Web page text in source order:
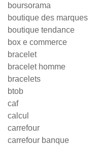
boursorama
boutique des marques
boutique tendance
box e commerce
bracelet
bracelet homme
bracelets
btob
caf
calcul
carrefour
carrefour banque